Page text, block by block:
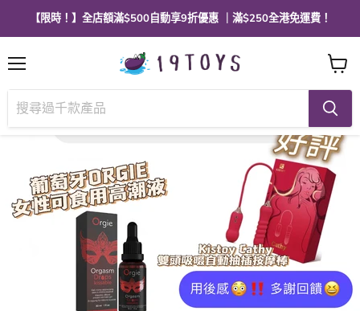
【限時！】全店額滿$500自動享9折優惠 ｜滿$250全港免運費！
單
查
看
購
物
車